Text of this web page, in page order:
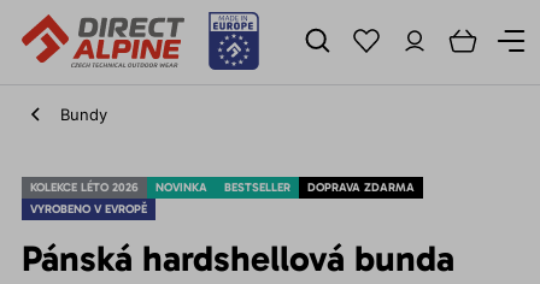
Bundy
KOLEKCE LÉTO 2026 NOVINKA BESTSELLER
DOPRAVA ZDARMA
VYROBENO V EVROPĚ
Pánská hardshellová bunda